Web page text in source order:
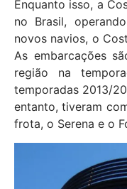
Enquanto isso, a
no Brasil,
novos navios, o
As embarcações
região na
temporadas 2013/
entanto, tiveram
frota, o Serena e o